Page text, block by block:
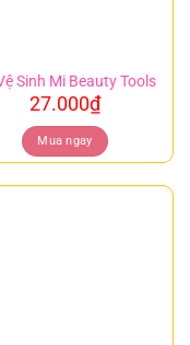
Sinh Mi Beauty Tools
27.000₫
Mua ngay